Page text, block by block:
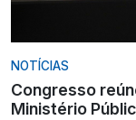
NOTÍCIAS
Congresso
Ministério